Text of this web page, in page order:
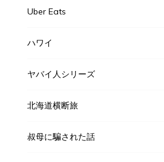
Uber Eats
ハワイ
ヤバイ人シリーズ
北海道横断旅
叔母に騙された話